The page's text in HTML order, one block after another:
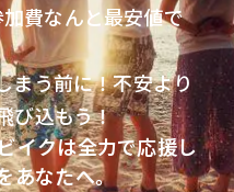
費なんと最安値で
まう前に！不安より
び込もう！
イクは全力で応援し
あなたへ。